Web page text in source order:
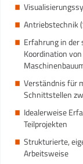
Antriebstechnik
Erfahrung in
Koordination
Verständnis für
Schnittstellen
Idealerweise
Teilprojekten
Strukturierte,
Arbeitsweise